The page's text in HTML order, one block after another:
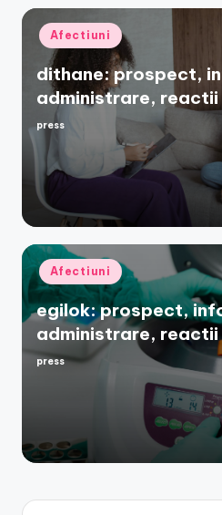
Posted
in
Afectiuni
dithane: prospect,
administrare, reactii
Posted
press
Posted
in
Afectiuni
egilok: prospect,
administrare, reactii
Posted
press